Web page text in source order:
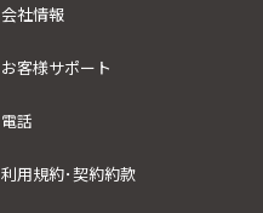
会社情報
お客様サポート
電話
利用規約･契約約款